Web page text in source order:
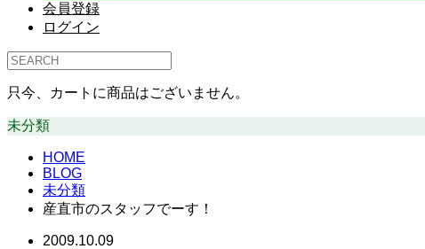
会員登録
ログイン
只今、カートに商品はございません。
未分類
HOME
BLOG
未分類
産直市のスタッフでーす！
2009.10.09